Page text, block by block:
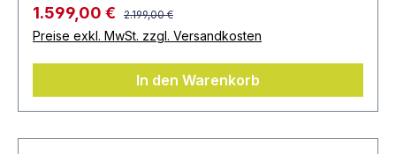
1.599,00 € 2.199,00 €
Preise exkl. MwSt. zzgl. Versandkosten
In den Warenkorb